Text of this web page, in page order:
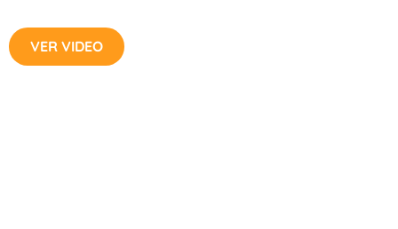
VER VIDEO